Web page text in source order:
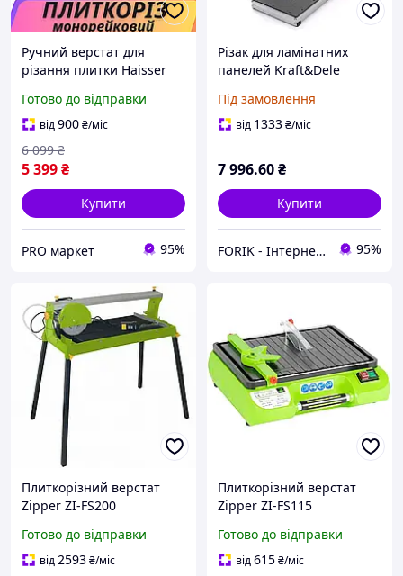
Ручний верстат для
різання плитки Haisser
1200 мм Верстат для
кахельної плитки
Плиткоріз на
підшипниках
Готово до відправки
від900₴/міс
5 399₴
6 099 ₴
Купити
PRO маркет 95%
Різак для ламінатних
панелей Kraft&Dele
Під замовлення
від 1333₴/міс
7 996.60₴
Купити
FORIK - Інтернет гіпермаркет 95%
Плиткорізний верстат
Zipper ZI-FS200
плитки сухе мокре
різання до 600 мм
Готово до відправки
від2593₴/міс
Плиткорізний верстат
Zipper ZI-FS115
500 Вт 115 мм для різання
плитки до 25 мм
Готово до відправки
від615₴/міс